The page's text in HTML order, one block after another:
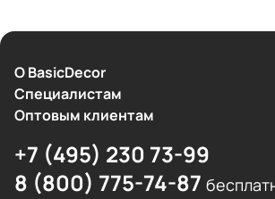
О BasicDecor
Cпециалистам
Оптовым клиентам
+7 (495) 230 73-99
8 (800) 775-74-87